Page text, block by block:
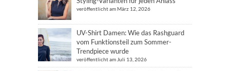
veröffentlicht am März 12, 2026
UV-Shirt Damen: Wie das Rashguard
vom Funktionsteil zum Sommer-
Trendpiece wurde
veröffentlicht am Juli 13, 2026